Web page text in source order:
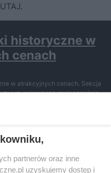
.
historyczne w
cenach
w atrakcyjnych cenach. Sekcja
największą społecznością
przez czytelników.
partnerów oraz inne
uzyskujemy dostęp i